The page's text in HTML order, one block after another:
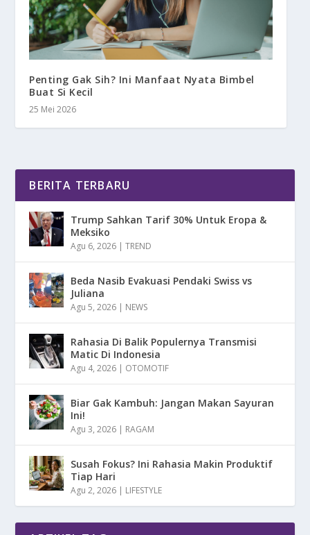
Penting Gak Sih? Ini Manfaat Nyata Bimbel
Buat Si Kecil
25 Mei 2026
BERITA TERBARU
Trump Sahkan Tarif 30% Untuk Eropa &
Meksiko
Agu 6, 2026 |TREND
Beda Nasib Evakuasi Pendaki Swiss vs
Juliana
Agu 5, 2026 | NEWS
Rahasia Di Balik Populernya Transmisi
Matic Di Indonesia
Agu 4, 2026 | OTOMOTIF
Biar Gak Kambuh: Jangan Makan Sayuran
Ini!
Agu 3, 2026 | RAGAM
Susah Fokus? Ini Rahasia Makin Produktif
Tiap Hari
Agu 2, 2026 | LIFESTYLE